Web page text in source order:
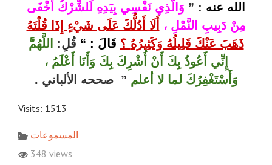
الله عنه : ” وَالَّذِي نَفْسِي بِيَدِهِ لَلشِّرْكُ أَخْفَى
مِنْ دَبِيبِ النَّمْلِ ،
أَلَا أَدُلُّكَ عَلَى شَيْءٍ إِذَا قُلْتَهُ
ذَهَبَ عَنْكَ قَلِيلُهُ وَكَثِيرُهُ ؟ قَالَ : “ قُلِ:
اللَّهُمَّ
إِنِّي أَعُوذُ بِكَ أَنْ أُشْرِكَ بِكَ وَأَنَا أَعْلَمُ ،
وَأَسْتَغْفِرُكَ لما لا أعلم ” صححه الألباني .
Visits: 1513
المسموعات
348 views